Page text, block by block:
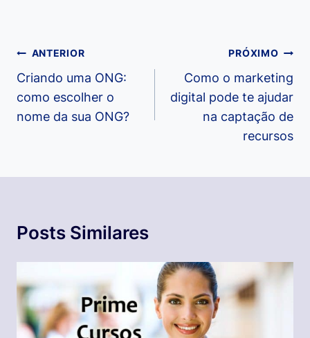
Navegação
de
Post
ANTERIOR
Criando uma ONG:
como escolher o
nome da sua ONG?
PRÓXIMO
Como o marketing
digital pode te ajudar
na captação de
recursos
Posts Similares